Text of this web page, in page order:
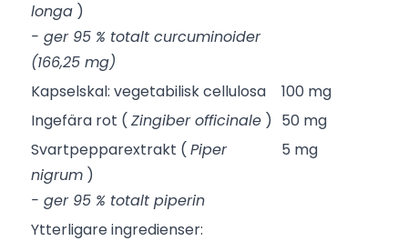
longa )
- ger 95 % totalt curcuminoider
(166,25 mg)
Kapselskal: vegetabilisk cellulosa
100 mg
Ingefära rot ( Zingiber officinale ) 50 mg
Svartpepparextrakt ( Piper
nigrum )
- ger 95 % totalt piperin
5 mg
Ytterligare ingredienser: